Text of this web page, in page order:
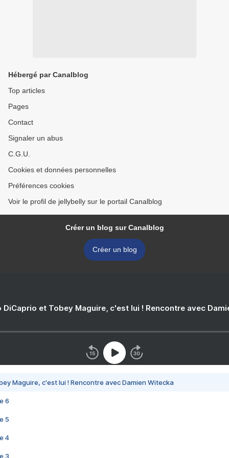
Hébergé par Canalblog
Top articles
Pages
Contact
Signaler un abus
C.G.U.
Cookies et données personnelles
Préférences cookies
Voir le profil de jellybelly sur le portail Canalblog
Créer un blog sur Canalblog
Créer un blog
DiCaprio et Tobey Maguire, c'est lui ! Rencontre avec
Maguire, c'est lui ! Rencontre avec Damien Witecka
6
5
4
3